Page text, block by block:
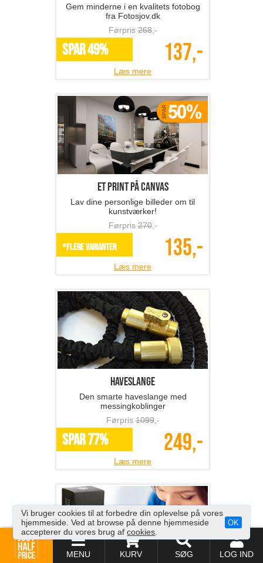
MENU KURV SØG LOG IND
Gem minderne i en kvalitets fotobog
fra Fotosjov.dk
Førpris268,-
SPAR 49% 137,-
Læs mere
Et print på canvas
Lav dine personlige billeder om til
kunstværker!
Førpris270,-
*Flere varianter 135,-
Læs mere
Haveslange
Den smarte haveslange med
messingkoblinger
Førpris1099,-
SPAR 77% 249,-
Læs mere
Vi bruger cookies til at forbedre din oplevelse på vores
hjemmeside. Ved at browse på denne hjemmeside
accepterer du vores brug afcookies
OK